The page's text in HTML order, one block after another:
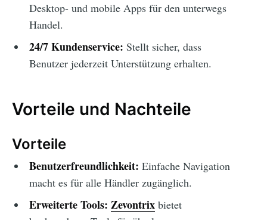
Desktop- und mobile Apps für den unterwegs
Handel.
24/7 Kundenservice: Stellt sicher, dass
Benutzer jederzeit Unterstützung erhalten.
Vorteile und Nachteile
Vorteile
Benutzerfreundlichkeit: Einfache Navigation
macht es für alle Händler zugänglich.
Erweiterte Tools: Zevontrixbietet